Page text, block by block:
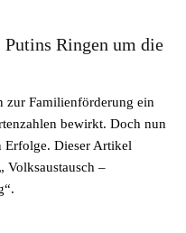
Ringen um die
zur Familienförderung ein
bewirkt. Doch nun
Erfolge. Dieser Artikel
Volksaustausch –